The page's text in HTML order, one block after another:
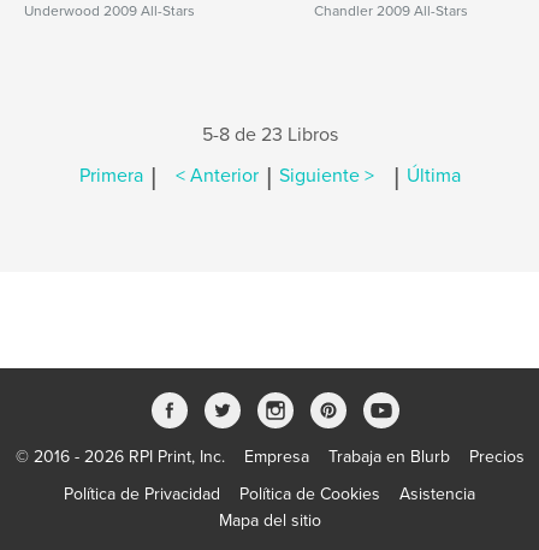
Underwood 2009 All-Stars Chandler 2009 All-Stars
5-8 de 23 Libros
Primera | < Anterior | Siguiente > | Última
© 2016 - 2026 RPI Print, Inc. Empresa Trabaja en Blurb
Precios
Política de Privacidad
Política de Cookies
Asistencia
Mapa del sitio